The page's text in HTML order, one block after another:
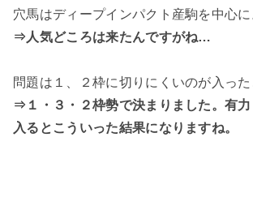
穴馬はディープインパクト産駒を中心に
⇒人気どころは来たんですがね…
問題は１、２枠に切りにくいのが入っ
⇒１・３・２枠勢で決まりました。有
入るとこういった結果になりますね。